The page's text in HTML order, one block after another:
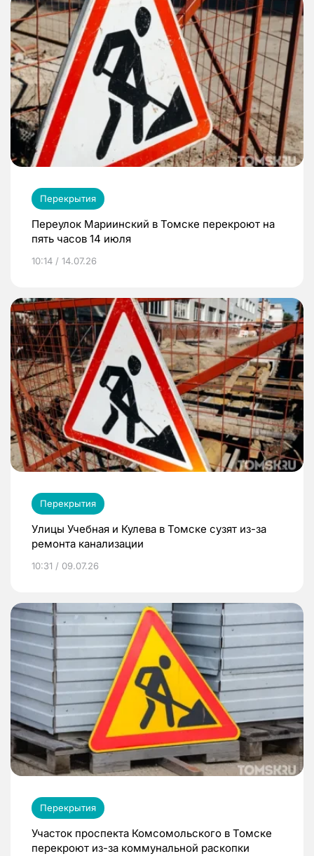
Перекрытия
Переулок Мариинский в Томске перекроют на
пять часов 14 июля
10:14 / 14.07.26
Перекрытия
Улицы Учебная и Кулева в Томске сузят из-за
ремонта канализации
10:31 / 09.07.26
Перекрытия
Участок проспекта Комсомольского в Томске
перекроют из-за коммунальной раскопки